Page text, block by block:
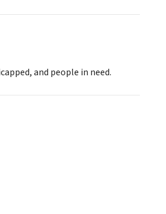
and people in need.